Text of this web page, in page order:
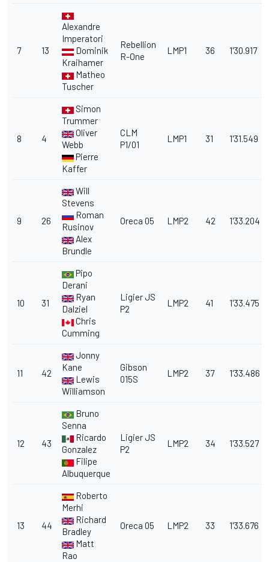
7 13
Alexandre
Imperatori
Dominik
Kraihamer
Matheo
Tuscher
Rebellion
R-One
LMP1 36 1'30.917
8 4
Simon
Trummer
Oliver
Webb
Pierre
Kaffer
CLM
P1/01
LMP1 31 1'31.549
9 26
Will
Stevens
Roman
Rusinov
Alex
Brundle
Oreca 05 LMP2 42 1'33.204
10 31
Pipo
Derani
Ryan
Dalziel
Chris
Cumming
Ligier JS
P2
LMP2 41 1'33.475
11 42
Jonny
Kane
Lewis
Williamson
Gibson
015S
LMP2 37 1'33.486
12 43
Bruno
Senna
Ricardo
Gonzalez
Filipe
Albuquerque
Ligier JS
P2
LMP2 34 1'33.527
13 44
Roberto
Merhi
Richard
Bradley
Matt
Rao
Oreca 05 LMP2 33 1'33.676